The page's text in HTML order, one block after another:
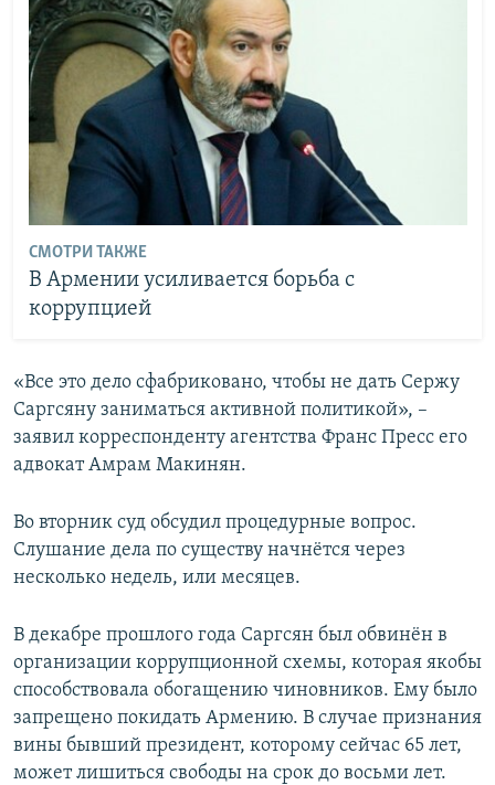
СМОТРИ ТАКЖЕ
В Армении усиливается борьба с
коррупцией
«Все это дело сфабриковано, чтобы не дать Сержу
Саргсяну заниматься активной политикой», –
заявил корреспонденту агентства Франс Пресс его
адвокат Амрам Макинян.
Во вторник суд обсудил процедурные вопрос.
Слушание дела по существу начнётся через
несколько недель, или месяцев.
В декабре прошлого года Саргсян был обвинён в
организации коррупционной схемы, которая якобы
способствовала обогащению чиновников. Ему было
запрещено покидать Армению. В случае признания
вины бывший президент, которому сейчас 65 лет,
может лишиться свободы на срок до восьми лет.